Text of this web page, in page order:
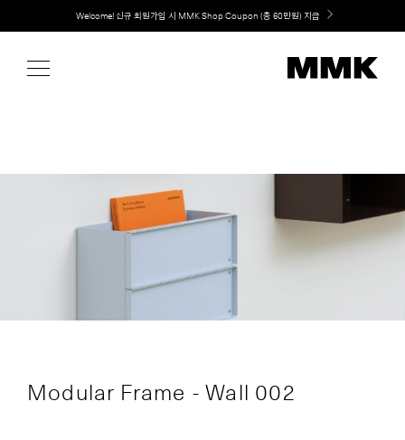
content
Welcome! 신규 회원가입 시 MMK Shop Coupon (총 60만원) 지급
Modular Frame - Wall 002